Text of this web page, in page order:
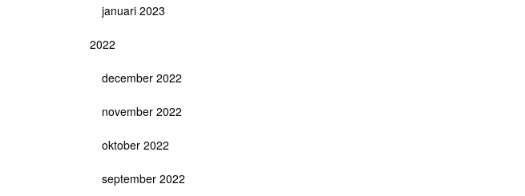
januari 2023
2022
december 2022
november 2022
oktober 2022
september 2022